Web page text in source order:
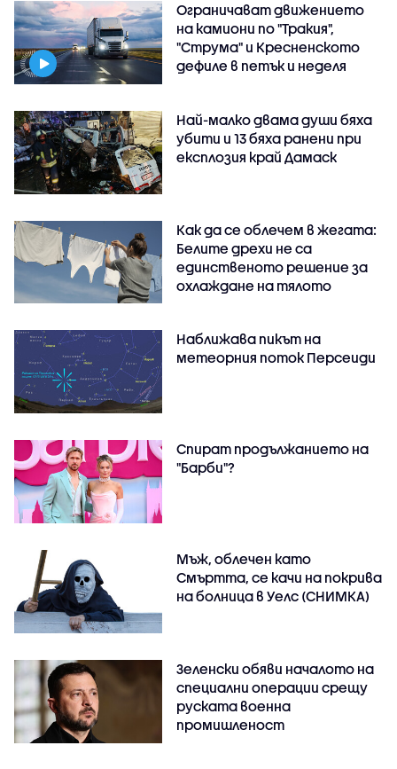
Ограничават движението
на камиони по "Тракия",
"Струма" и Кресненското
дефиле в петък и неделя
Най-малко двама души бяха
убити и 13 бяха ранени при
експлозия край Дамаск
Как да се облечем в жегата:
Белите дрехи не са
единственото решение за
охлаждане на тялото
Наближава пикът на
метеорния поток Персеиди
Спират продължанието на
"Барби"?
Мъж, облечен като
Смъртта, се качи на покрива
на болница в Уелс (СНИМКА)
Зеленски обяви началото на
специални операции срещу
руската военна
промишленост